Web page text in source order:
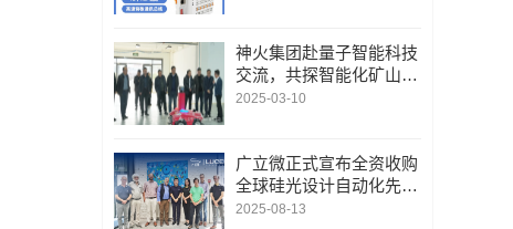
rnet/IP、BACnet/IP等多
种协议
神火集团赴量子智能科技
交流，共探智能化矿山新
未来
2025-03-10
广立微正式宣布全资收购
全球硅光设计自动化先锋
LUCEDA
2025-08-13